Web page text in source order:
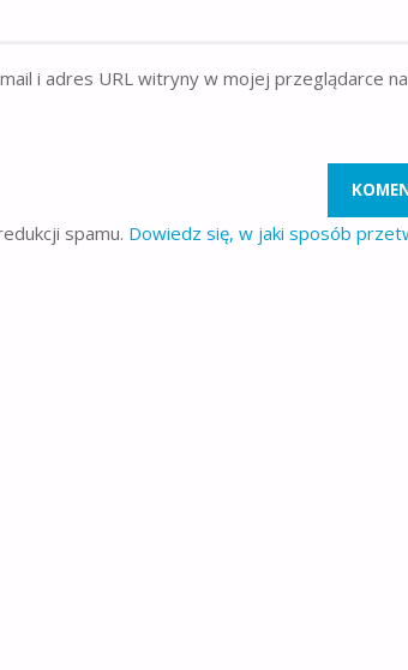
i adres URL witryny w mojej przeglądarce
spamu. Dowiedz się, w jaki sposób